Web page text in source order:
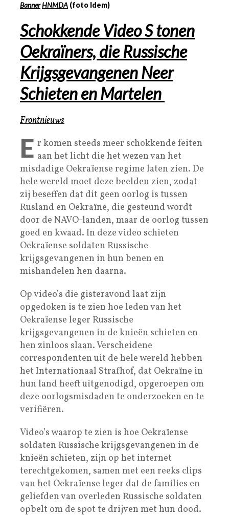
BannerHNMDA (foto Idem)
Schokkende VideoStonen
Oekraïners, die Russische
KrijgsgevangenenNeer
SchietenenMartelen
Frontnieuws
E r komen steeds meer schokkende feiten
aan het licht die het wezen van het
misdadige Oekraïense regime laten zien. De
hele wereld moet deze beelden zien, zodat
zij beseffen dat dit geen oorlog is tussen
Rusland en Oekraïne, die gesteund wordt
door de NAVO-landen, maar de oorlog tussen
goed en kwaad. In deze video schieten
Oekraïense soldaten Russische
krijgsgevangenen in hun benen en
mishandelen hen daarna.
Op video’s die gisteravond laat zijn
opgedoken is te zien hoe leden van het
Oekraïense leger Russische
krijgsgevangenen in de knieën schieten en
hen zinloos slaan. Verscheidene
correspondenten uit de hele wereld hebben
het Internationaal Strafhof, dat Oekraïne in
hun land heeft uitgenodigd, opgeroepen om
deze oorlogsmisdaden te onderzoeken en te
verifiëren.
Video’s waarop te zien is hoe Oekraïense
soldaten Russische krijgsgevangenen in de
knieën schieten, zijn op het internet
terechtgekomen, samen met een reeks clips
van het Oekraïense leger dat de families en
geliefden van overleden Russische soldaten
opbelt om de spot te drijven met hun dood.